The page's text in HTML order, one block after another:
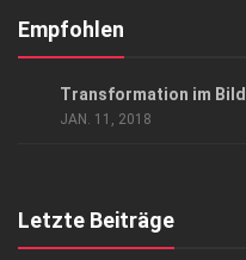
Kontakt, Impressum
Empfohlen
Transformation im Bild
JAN. 11, 2018
Letzte Beiträge